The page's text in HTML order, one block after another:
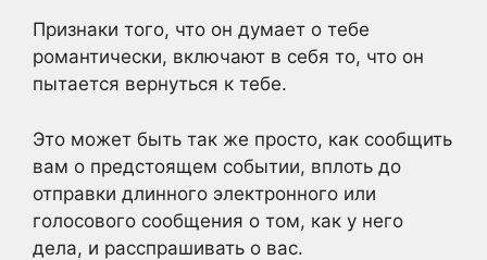
Признаки того, что он думает о тебе
романтически, включают в себя то, что он
пытается вернуться к тебе.
Это может быть так же просто, как сообщить
вам о предстоящем событии, вплоть до
отправки длинного электронного или
голосового сообщения о том, как у него
дела, и расспрашивать о вас.